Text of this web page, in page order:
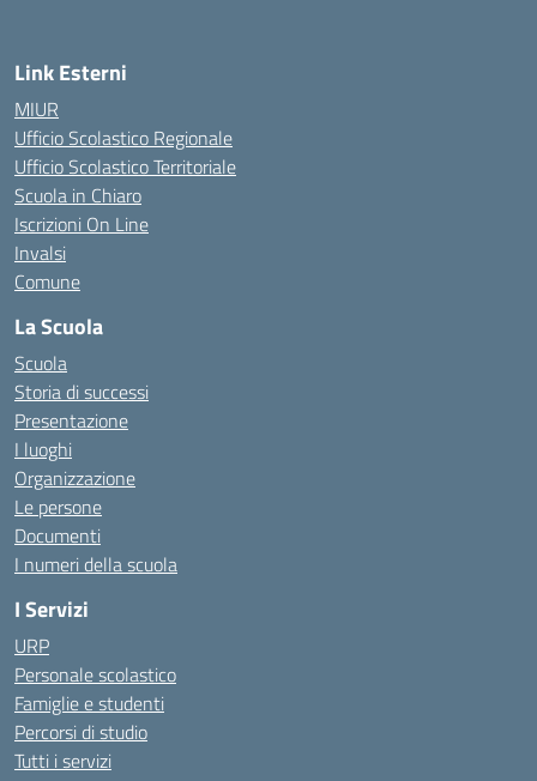
Link Esterni
MIUR
Ufficio Scolastico Regionale
Ufficio Scolastico Territoriale
Scuola in Chiaro
Iscrizioni On Line
Invalsi
Comune
La Scuola
Scuola
Storia di successi
Presentazione
I luoghi
Organizzazione
Le persone
Documenti
I numeri della scuola
I Servizi
URP
Personale scolastico
Famiglie e studenti
Percorsi di studio
Tutti i servizi